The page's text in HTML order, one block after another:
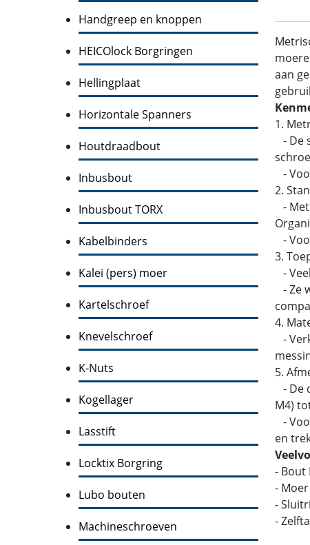
Handgreep en knoppen
HEICOlock Borgringen
Hellingplaat
Horizontale Spanners
Houtdraadbout
Inbusbout
Inbusbout TORX
Kabelbinders
Kalei (pers) moer
Kartelschroef
Knevelschroef
K-Nuts
Kogellager
Lasstift
Locktix Borgring
Lubo bouten
Machineschroeven
aan
1.
- De
-
2.
-
-
3.
-
- Ze
4.
-
5.
- De
M4)
-
en
- Bout
-
-
-